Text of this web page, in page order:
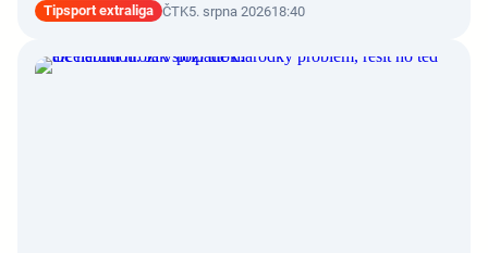
Tipsport extraliga ČTK5. srpna 202618:40